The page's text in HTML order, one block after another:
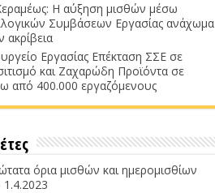
Η αύξηση μισθών μέσω
Συμβάσεων Εργασίας ανάχωμα
ακρίβεια
Εργασίας Επέκταση ΣΣΕ σε
και Ζαχαρώδη Προϊόντα σε
από 400.000 εργαζόμενους
όρια μισθών και ημερομισθίων